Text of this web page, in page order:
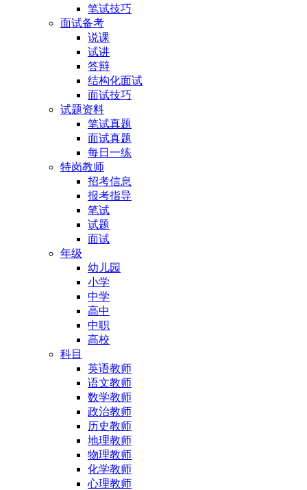
笔试技巧
面试备考
说课
试讲
答辩
结构化面试
面试技巧
试题资料
笔试真题
面试真题
每日一练
特岗教师
招考信息
报考指导
笔试
试题
面试
年级
幼儿园
小学
中学
高中
中职
高校
科目
英语教师
语文教师
数学教师
政治教师
历史教师
地理教师
物理教师
化学教师
心理教师